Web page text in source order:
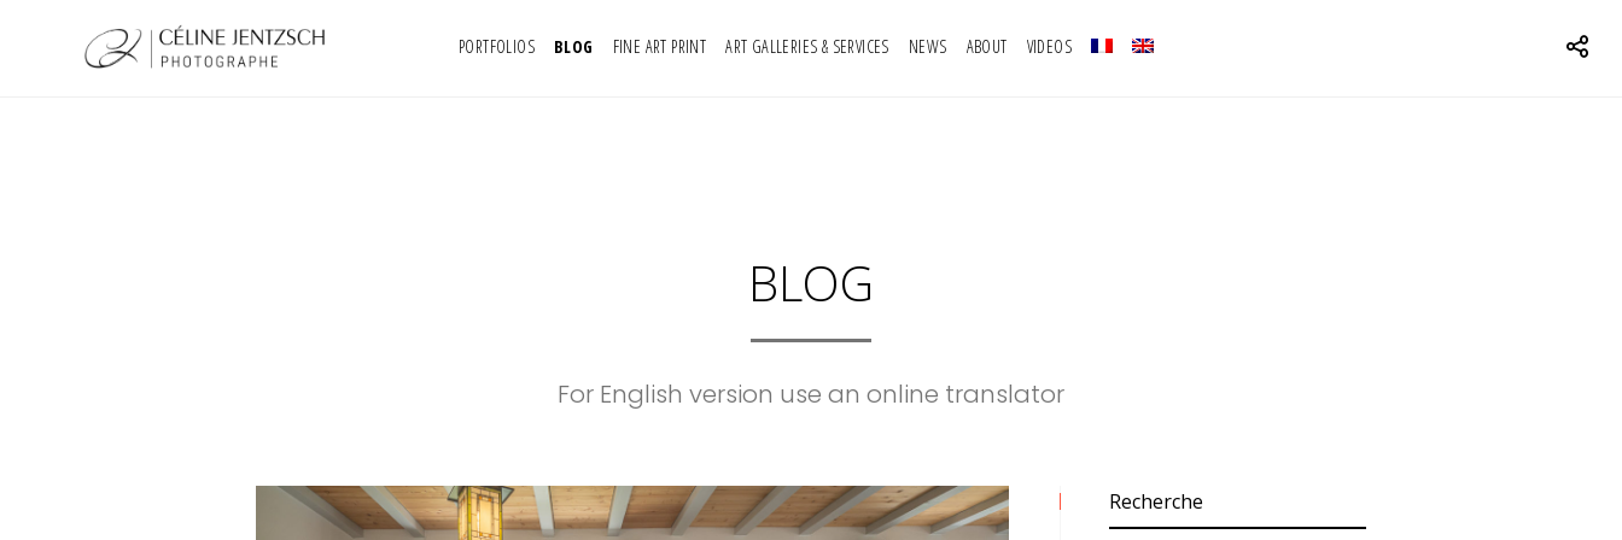
PORTFOLIOS BLOG FINE ART PRINT ART GALLERIES & SERVICES NEWS ABOUT VIDEOS
BLOG
For English version use an online translator
Recherche